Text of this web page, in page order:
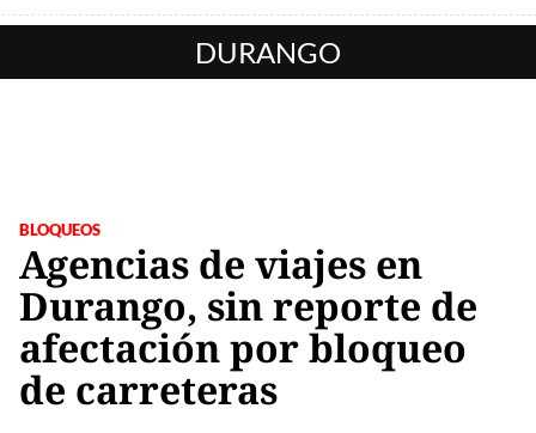
DURANGO
BLOQUEOS
Agencias de viajes en
Durango, sin reporte de
afectación por bloqueo
de carreteras